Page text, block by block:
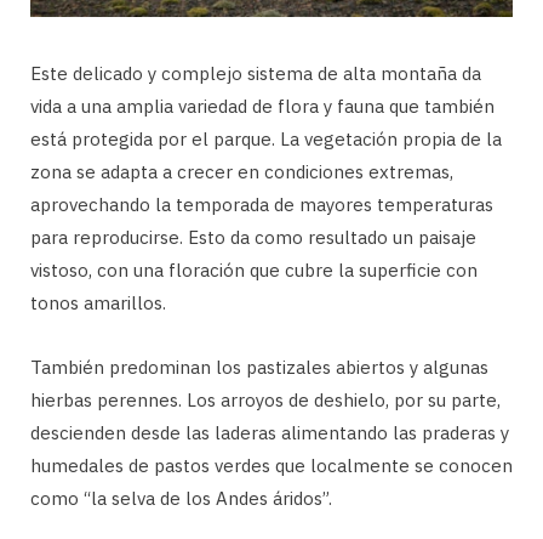
Este delicado y complejo sistema de alta montaña da
vida a una amplia variedad de flora y fauna que también
está protegida por el parque. La vegetación propia de la
zona se adapta a crecer en condiciones extremas,
aprovechando la temporada de mayores temperaturas
para reproducirse. Esto da como resultado un paisaje
vistoso, con una floración que cubre la superficie con
tonos amarillos.
También predominan los pastizales abiertos y algunas
hierbas perennes. Los arroyos de deshielo, por su parte,
descienden desde las laderas alimentando las praderas y
humedales de pastos verdes que localmente se conocen
como “la selva de los Andes áridos”.